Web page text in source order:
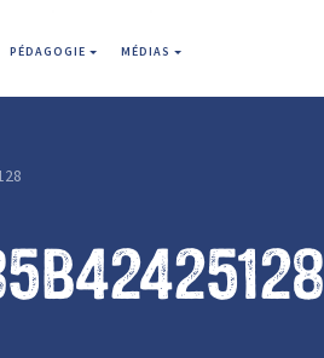
PÉDAGOGIE MÉDIAS